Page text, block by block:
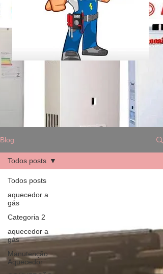
Blog
Todos posts
aquecedor a
gás
Categoria 2
aquecedor a
gás
Manutenção
Aquecedor
Todos posts